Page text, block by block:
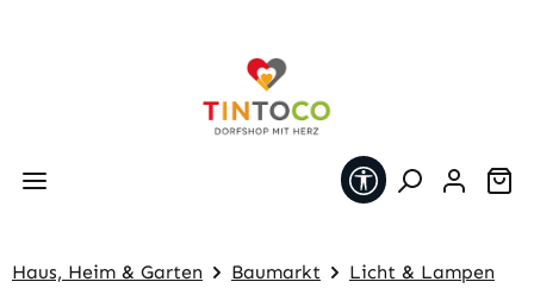
Werkzeugleiste
Haus, Heim & Garten Baumarkt
Licht & Lampen